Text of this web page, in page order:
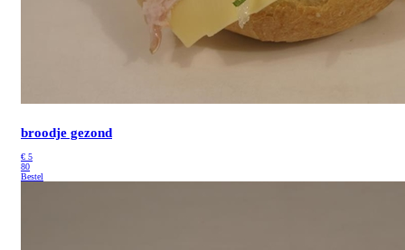
broodje gezond
€ 5
80
Bestel